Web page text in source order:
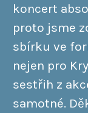
koncert
proto jsme
sbírku ve
nejen pro
sestřih z
samotné.